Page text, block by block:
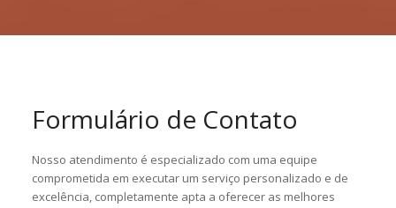
Formulário de Contato
Nosso atendimento é especializado com uma equipe
comprometida em executar um serviço personalizado e de
excelência, completamente apta a oferecer as melhores